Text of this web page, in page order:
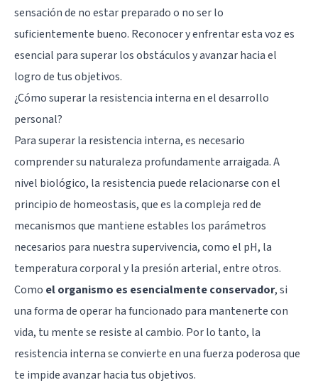
sensación de no estar preparado o no ser lo
suficientemente bueno. Reconocer y enfrentar esta voz es
esencial para superar los obstáculos y avanzar hacia el
logro de tus objetivos.
¿Cómo superar la resistencia interna en el desarrollo
personal?
Para superar la resistencia interna, es necesario
comprender su naturaleza profundamente arraigada. A
nivel biológico, la resistencia puede relacionarse con el
principio de homeostasis, que es la compleja red de
mecanismos que mantiene estables los parámetros
necesarios para nuestra supervivencia, como el pH, la
temperatura corporal y la presión arterial, entre otros.
Como el organismo es esencialmente conservador, si
una forma de operar ha funcionado para mantenerte con
vida, tu mente se resiste al cambio. Por lo tanto, la
resistencia interna se convierte en una fuerza poderosa que
te impide avanzar hacia tus objetivos.